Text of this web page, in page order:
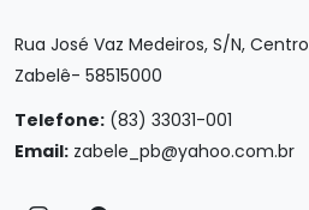
Rua José Vaz Medeiros, S/N, Centro
Zabelê- 58515000
Telefone: (83) 33031-001
Email: zabele_pb@yahoo.com.br